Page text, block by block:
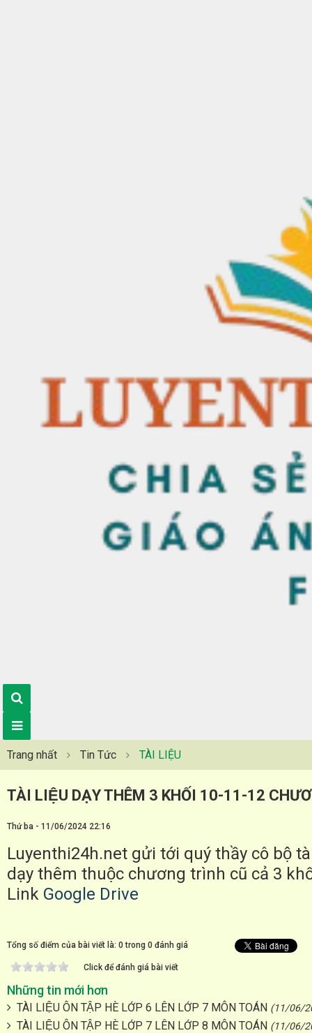
Trang nhất Tin Tức TÀI LIỆU
TÀI LIỆU DẠY THÊM 3 KHỐI 10-11-12
Thứ ba - 11/06/2024 22:16
Luyenthi24h.net gửi tới quý thầy cô bộ
dạy thêm thuộc chương trình cũ cả 3
Link Google Drive
Tổng số điểm của bài viết là: 0 trong 0 đánh giá
Click để đánh giá bài viết
Những tin mới hơn
TÀI LIỆU ÔN TẬP HÈ LỚP 6 LÊN LỚP 7 MÔN TOÁN (11/06/
TÀI LIỆU ÔN TẬP HÈ LỚP 7 LÊN LỚP 8 MÔN TOÁN (11/06/